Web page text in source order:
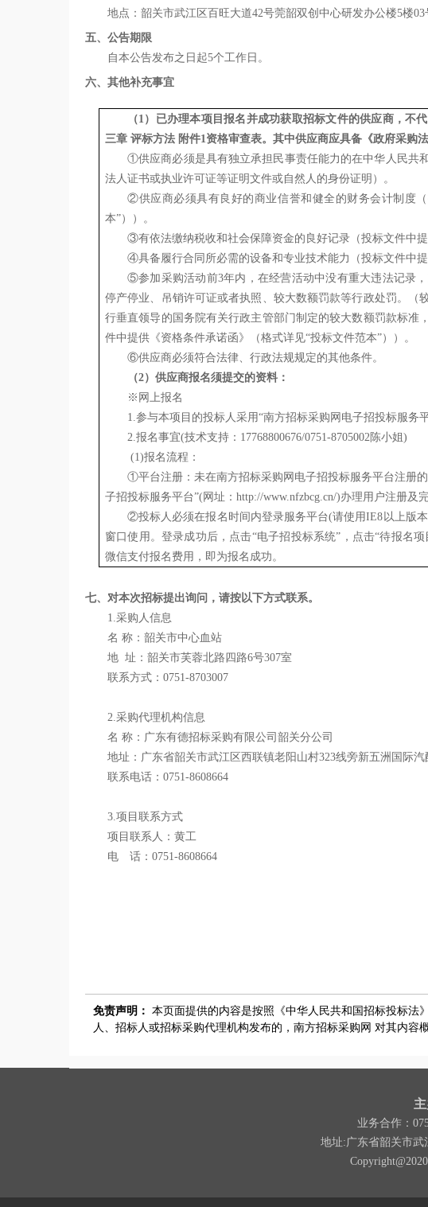
地点：韶关市武江区百旺大道42号莞韶双创中心研发办公楼5楼03
五、公告期限
自本公告发布之日起5个工作日。
六、其他补充事宜
（1）已办理本项目报名并成功获取招标文件的供应商，不
三章 评标方法 附件1资格审查表。其中供应商应具备《政府采购
①供应商必须是具有独立承担民事责任能力的在中华人民共
法人证书或执业许可证等证明文件或自然人的身份证明）。
②供应商必须具有良好的商业信誉和健全的财务会计制度（
本”）
）。
③有依法缴纳税收和社会保障资金的良好记录（投标文件中
④具备履行合同所必需的设备和专业技术能力（投标文件中
⑤参加采购活动前3年内，在经营活动中没有重大违法记录
停产停业、吊销许可证或者执照、较大数额罚款等行政处罚。
行垂直领导的国务院有关行政主管部门制定的较大数额罚款标准
件中提供《资格条件承诺函》（格式详见“投标文件范本”）
）。
⑥供应商必须符合法律、行政法规规定的其他条件。
（2）供应商报名须提交的资料：
※网上报名
1.参与本项目的投标人采用“南方招标采购网电子招投标服务
2.报名事宜(技术支持：17768800676/0751-8705002陈小姐)
(1)报名流程：
①平台注册：未在南方招标采购网电子招投标服务平台注册
子招投标服务平台”(网址：http://www.nfzbcg.cn/)办理用户注册及
②投标人必须在报名时间内登录服务平台(请使用IE8以上版
窗口使用。登录成功后，点击“电子招投标系统”，点击“待报名
微信支付报名费用，即为报名成功。
七、对本次招标提出询问，请按以下方式联系。
1.采购人信息
名 称：韶关市中心血站
地 址： 韶关市芙蓉北路四路6号307室
联系方式： 0751-8703007
2.采购代理机构信息
名 称： 广东有德招标采购有限公司韶关分公司
地址：广东省韶关市武江区西联镇老阳山村323线旁新五洲国际
联系电话 ： 0751-8608664
3.项目联系方式
项目联系人： 黄工
电 话： 0751-8608664
免责声明： 本页面提供的内容是按照《中华人民共和国招标投标法
人、招标人或招标采购代理机构发布的，南方招标采购网 对其内容
业务合作：
地址:广东省韶关市武